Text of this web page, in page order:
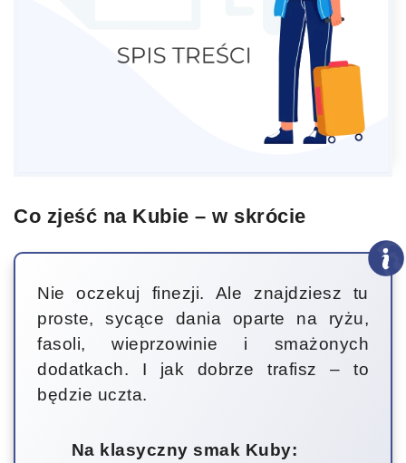
Co zjeść na Kubie – w skrócie
Nie oczekuj finezji. Ale znajdziesz tu
proste, sycące dania oparte na ryżu,
fasoli, wieprzowinie i smażonych
dodatkach. I jak dobrze trafisz – to
będzie uczta.
Na klasyczny smak Kuby: